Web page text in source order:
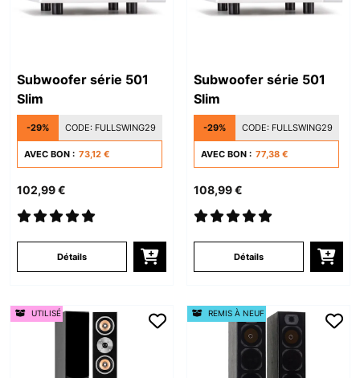
Subwoofer série 501
Slim
-29% CODE: FULLSWING29
AVEC BON : 73,12 €
102,99 €
Détails
Subwoofer série 501
Slim
-29% CODE: FULLSWING29
AVEC BON : 77,38 €
108,99 €
Détails
UTILISÉ REMIS À NEUF